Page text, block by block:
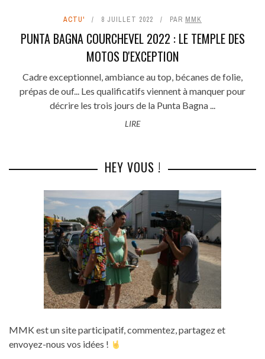
ACTU' 8 JUILLET 2022 PAR MMK
PUNTA BAGNA COURCHEVEL 2022 : LE TEMPLE DES
MOTOS D'EXCEPTION
Cadre exceptionnel, ambiance au top, bécanes de folie,
prépas de ouf... Les qualificatifs viennent à manquer pour
décrire les trois jours de la Punta Bagna ...
LIRE
HEY VOUS !
MMK est un site participatif, commentez, partagez et
envoyez-nous vos idées !